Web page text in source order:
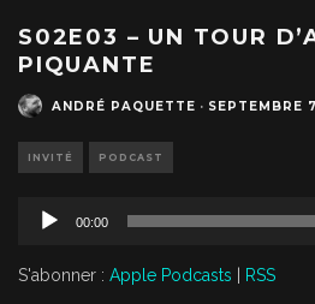
S02E03 – UN TOUR
PIQUANTE
ANDRÉ PAQUETTE · SEPTEMBRE
INVITÉ PODCAST
00:00
S'abonner : Apple Podcasts RSS